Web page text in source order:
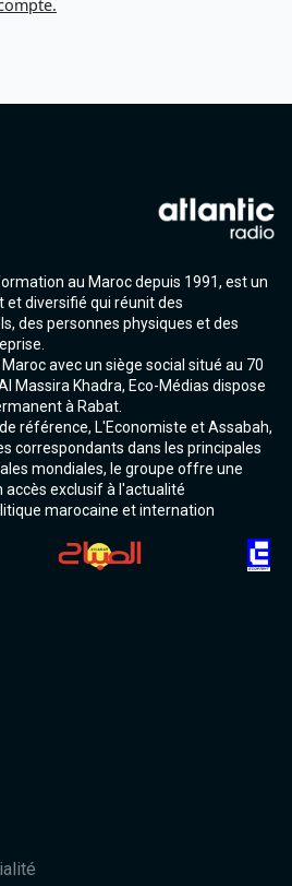
au Maroc depuis 1991, est un
et diversifié qui réunit des
des personnes physiques et des
avec un siège social situé au 70
Massira Khadra, Eco-Médias dispose
à Rabat.
référence, L'Economiste et Assabah,
correspondants dans les principales
mondiales, le groupe offre une
exclusif à l'actualité
marocaine et internation